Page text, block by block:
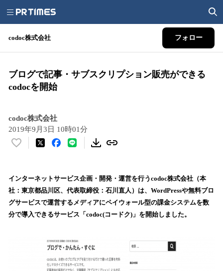
codoc株式会社 フォロー
ブログで記事・サブスクリプション販売ができる
codocを開始
codoc株式会社
2019年9月3日 10時01分
い
！
数
を
読
インターネットサービス企画・開発・運営を行うcodoc株式会社（本
社：東京都品川区、代表取締役：石川直人）は、WordPressや無料ブロ
グサービスで運営するメディアにペイウォール型の課金システムを数
分で導入できるサービス「codoc(コードク)」を開始しました。